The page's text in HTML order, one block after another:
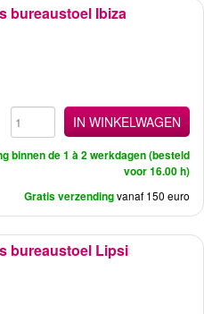
bureaustoel Ibiza
IN WINKELWAGEN
binnen de 1 à 2 werkdagen (besteld
voor 16.00 h)
Gratis verzendingvanaf 150 euro
bureaustoel Lipsi